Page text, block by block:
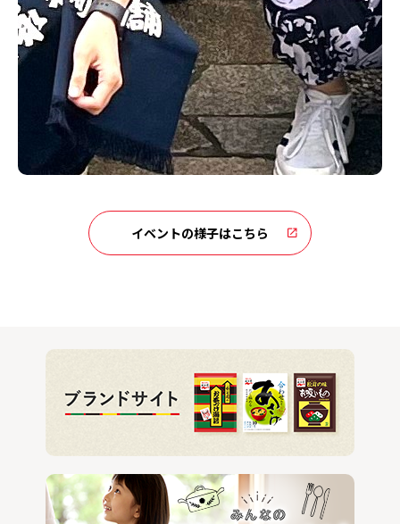
イベントの様子はこちら